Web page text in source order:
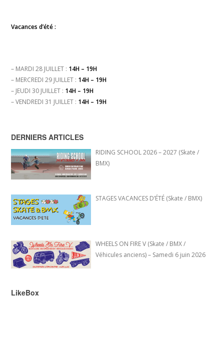
Vacances d’été :
– MARDI 28 JUILLET : 14H – 19H
– MERCREDI 29 JUILLET : 14H – 19H
– JEUDI 30 JUILLET : 14H – 19H
– VENDREDI 31 JUILLET : 14H – 19H
DERNIERS ARTICLES
RIDING SCHOOL 2026 – 2027 (Skate /
BMX)
STAGES VACANCES D’ÉTÉ (Skate / BMX)
WHEELS ON FIRE V (Skate / BMX /
Véhicules anciens) – Samedi 6 juin 2026
LikeBox